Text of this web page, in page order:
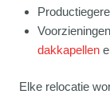
dakkapellen
Elke relocatie